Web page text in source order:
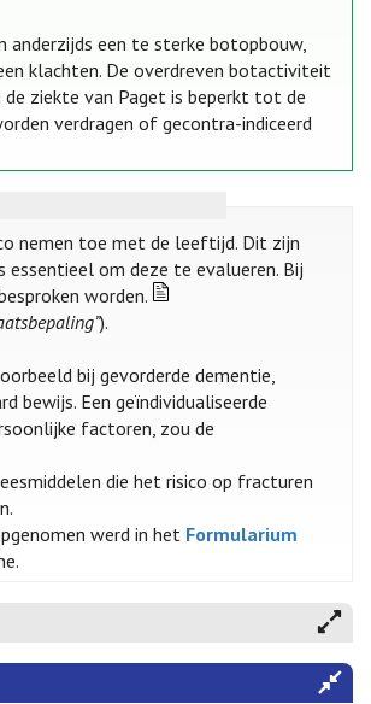
anderzijds een te sterke botopbouw,
klachten. De overdreven botactiviteit
de ziekte van Paget is beperkt tot de
verdragen of gecontra-indiceerd
nemen toe met de leeftijd. Dit zijn
om deze te evalueren. Bij
worden.
).
bij gevorderde dementie,
bewijs. Een geïndividualiseerde
factoren, zou de
die het risico op fracturen
werd in het Formularium